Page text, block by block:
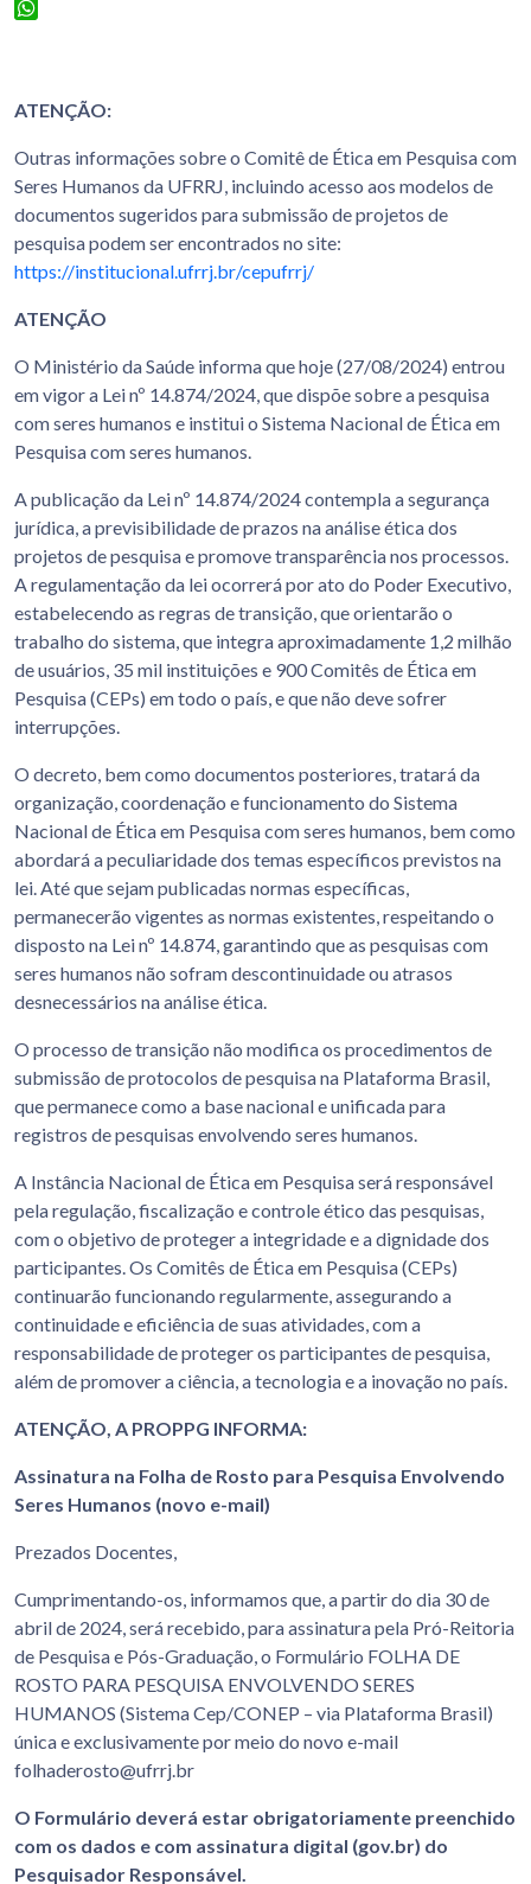
ATENÇÃO:
Outras informações sobre o Comitê de Ética em Pesquisa com
Seres Humanos da UFRRJ, incluindo acesso aos modelos de
documentos sugeridos para submissão de projetos de
pesquisa podem ser encontrados no site:
https://institucional.ufrrj.br/cepufrrj/
ATENÇÃO
O Ministério da Saúde informa que hoje (27/08/2024) entrou
em vigor a Lei nº 14.874/2024, que dispõe sobre a pesquisa
com seres humanos e institui o Sistema Nacional de Ética em
Pesquisa com seres humanos.
A publicação da Lei nº 14.874/2024 contempla a segurança
jurídica, a previsibilidade de prazos na análise ética dos
projetos de pesquisa e promove transparência nos processos.
A regulamentação da lei ocorrerá por ato do Poder Executivo,
estabelecendo as regras de transição, que orientarão o
trabalho do sistema, que integra aproximadamente 1,2 milhão
de usuários, 35 mil instituições e 900 Comitês de Ética em
Pesquisa (CEPs) em todo o país, e que não deve sofrer
interrupções.
O decreto, bem como documentos posteriores, tratará da
organização, coordenação e funcionamento do Sistema
Nacional de Ética em Pesquisa com seres humanos, bem como
abordará a peculiaridade dos temas específicos previstos na
lei. Até que sejam publicadas normas específicas,
permanecerão vigentes as normas existentes, respeitando o
disposto na Lei nº 14.874, garantindo que as pesquisas com
seres humanos não sofram descontinuidade ou atrasos
desnecessários na análise ética.
O processo de transição não modifica os procedimentos de
submissão de protocolos de pesquisa na Plataforma Brasil,
que permanece como a base nacional e unificada para
registros de pesquisas envolvendo seres humanos.
A Instância Nacional de Ética em Pesquisa será responsável
pela regulação, fiscalização e controle ético das pesquisas,
com o objetivo de proteger a integridade e a dignidade dos
participantes. Os Comitês de Ética em Pesquisa (CEPs)
continuarão funcionando regularmente, assegurando a
continuidade e eficiência de suas atividades, com a
responsabilidade de proteger os participantes de pesquisa,
além de promover a ciência, a tecnologia e a inovação no país.
ATENÇÃO, A PROPPG INFORMA:
Assinatura na Folha de Rosto para Pesquisa Envolvendo
Seres Humanos (novo e-mail)
Prezados Docentes,
Cumprimentando-os, informamos que, a partir do dia 30 de
abril de 2024, será recebido, para assinatura pela Pró-Reitoria
de Pesquisa e Pós-Graduação, o Formulário FOLHA DE
ROSTO PARA PESQUISA ENVOLVENDO SERES
HUMANOS (Sistema Cep/CONEP – via Plataforma Brasil)
única e exclusivamente por meio do novo e-mail
folhaderosto@ufrrj.br
O Formulário deverá estar obrigatoriamente preenchido
com os dados e com assinatura digital (gov.br) do
Pesquisador Responsável.